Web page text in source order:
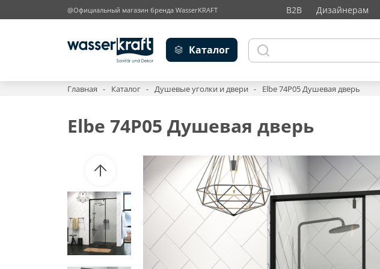
@Официальный магазин бренда WasserKRAFT B2B Дизайнерам
Каталог
Главная Каталог Душевые уголки и двери Elbe 74P05 Душевая дверь
Elbe 74P05 Душевая дверь